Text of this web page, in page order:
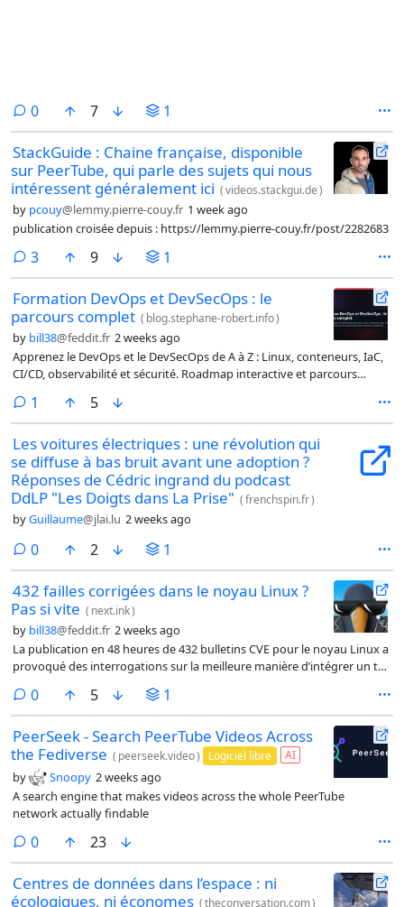
0comments
7 1
StackGuide : Chaine française, disponible
sur PeerTube, qui parle des sujets qui nous
intéressent généralement ici (videos.stackgui.de)
by pcouy@lemmy.pierre-couy.fr 1 week ago
publication croisée depuis : https://lemmy.pierre-couy.fr/post/2282683
3comments
9 1
Formation DevOps et DevSecOps : le
parcours complet ( blog.stephane-robert.info)
by bill38@feddit.fr 2 weeks ago
Apprenez le DevOps et le DevSecOps de A à Z : Linux, conteneurs, IaC,
CI/CD, observabilité et sécurité. Roadmap interactive et parcours
1 comment
5
Les voitures électriques : une révolution qui
se diffuse à bas bruit avant une adoption ?
Réponses de Cédric ingrand du podcast
DdLP "Les Doigts dans La Prise" (frenchspin.fr)
byGuillaume@jlai.lu 2 weeks ago
0comments
2 1
432 failles corrigées dans le noyau Linux ?
Pas si vite ( next.ink)
by bill38@feddit.fr 2 weeks ago
La publication en 48 heures de 432 bulletins CVE pour le noyau Linux a
provoqué des interrogations sur la meilleure manière d’intégrer un tel
0comments
5 1
PeerSeek - Search PeerTube Videos Across
the Fediverse ( peerseek.video) Logiciel libre AI
by Snoopy 2 weeks ago
A search engine that makes videos across the whole PeerTube
network actually findable
0comments
23
Centres de données dans l’espace : ni
écologiques, ni économes (theconversation.com)